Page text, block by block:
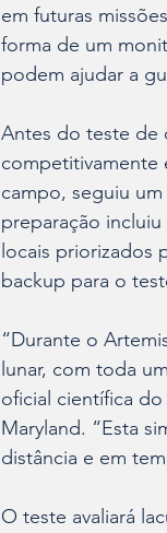
em futuras
forma de um
podem ajudar a
Antes do teste de
competitivamente
campo, seguiu
preparação
locais priorizados
backup para o
“Durante o
lunar, com toda
oficial científica
Maryland. “Esta
distância e em
O teste avaliará